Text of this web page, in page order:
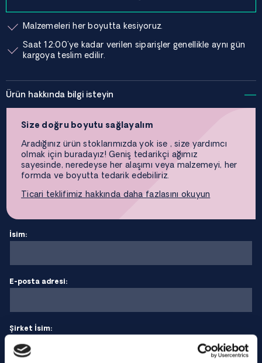
Malzemeleri her boyutta kesiyoruz.
Saat 12:00'ye kadar verilen siparişler genellikle aynı gün
kargoya teslim edilir.
Ürün hakkında bilgi isteyin
Size doğru boyutu sağlayalım
Aradığınız ürün stoklarımızda yok ise , size yardımcı
olmak için buradayız! Geniş tedarikçi ağımız
sayesinde, neredeyse her alaşımı veya malzemeyi, her
formda ve boyutta tedarik edebiliriz.
Ticari teklifimiz hakkında daha fazlasını okuyun
İsim:
E-posta adresi:
Şirket İsim: